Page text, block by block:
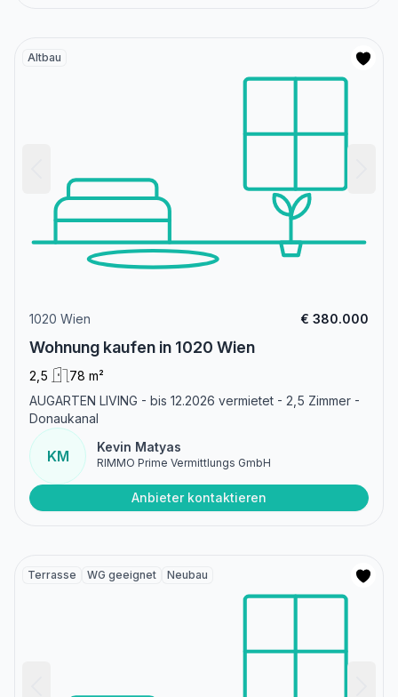
Altbau
1020 Wien € 380.000
Wohnung kaufen in 1020 Wien
2,5
78 m²
AUGARTEN LIVING - bis 12.2026 vermietet - 2,5 Zimmer -
Donaukanal
KM
Kevin Matyas
RIMMO Prime Vermittlungs GmbH
Anbieter kontaktieren
Terrasse WG geeignet Neubau